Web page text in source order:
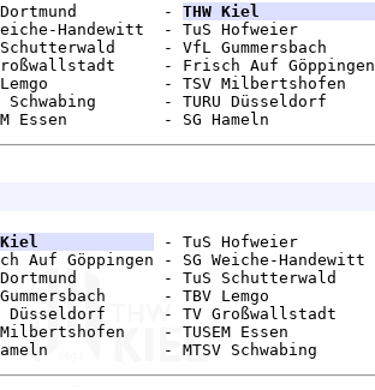
Dortmund         - THW Kiel
Weiche-Handewitt  - TuS
Schutterwald     - VfL
Großwallstadt     - Frisch Auf
Lemgo            - TSV
Schwabing       - TURU
Kiel
- TuS Hofweier
Auf Göppingen - SG Weiche-
Dortmund         - TuS
Gummersbach      - TBV
Düsseldorf      - TV
Milbertshofen    - TUSEM